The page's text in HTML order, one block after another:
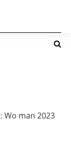
Wo man 2023